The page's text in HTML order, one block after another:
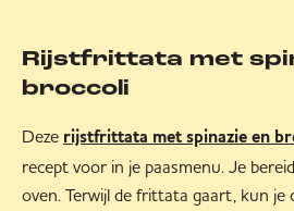
Rijstfrittata met
broccoli
Deze rijstfrittata met spinazie en
recept voor in je paasmenu. Je
oven. Terwijl de frittata gaart, kun je